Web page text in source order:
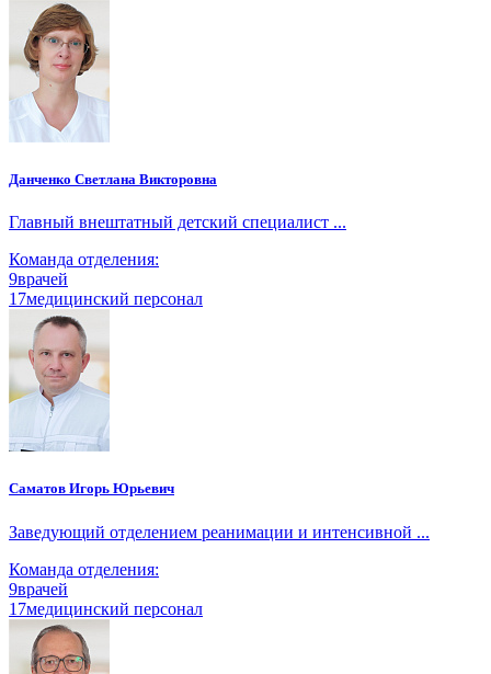
Данченко Светлана Викторовна
Главный внештатный детский специалист ...
Команда отделения:
9врачей
17медицинский персонал
Саматов Игорь Юрьевич
Заведующий отделением реанимации и интенсивной ...
Команда отделения:
9врачей
17медицинский персонал